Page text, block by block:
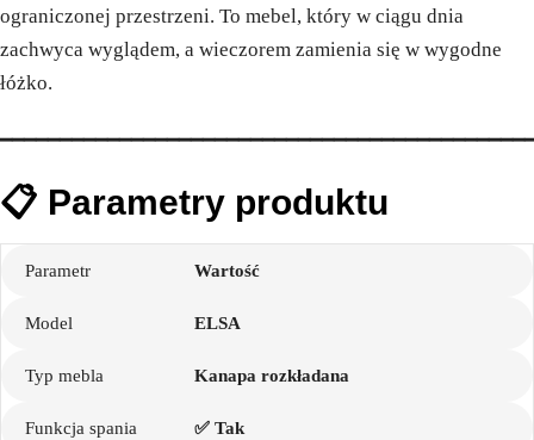
ograniczonej przestrzeni. To mebel, który w ciągu dnia
zachwyca wyglądem, a wieczorem zamienia się w wygodne
łóżko.
📋 Parametry produktu
Parametr Wartość
Model ELSA
Typ mebla Kanapa rozkładana
Funkcja spania ✅ Tak